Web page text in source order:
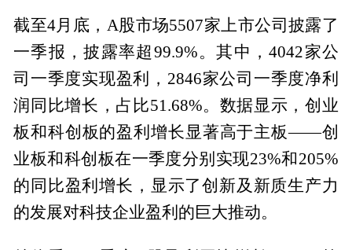
截至4月底，A股市场5507家上市公司披露了
一季报，披露率超99.9%。其中，4042家公
司一季度实现盈利，2846家公司一季度净利
润同比增长，占比51.68%。数据显示，创业
板和科创板的盈利增长显著高于主板——创
业板和科创板在一季度分别实现23%和205%
的同比盈利增长，显示了创新及新质生产力
的发展对科技企业盈利的巨大推动。